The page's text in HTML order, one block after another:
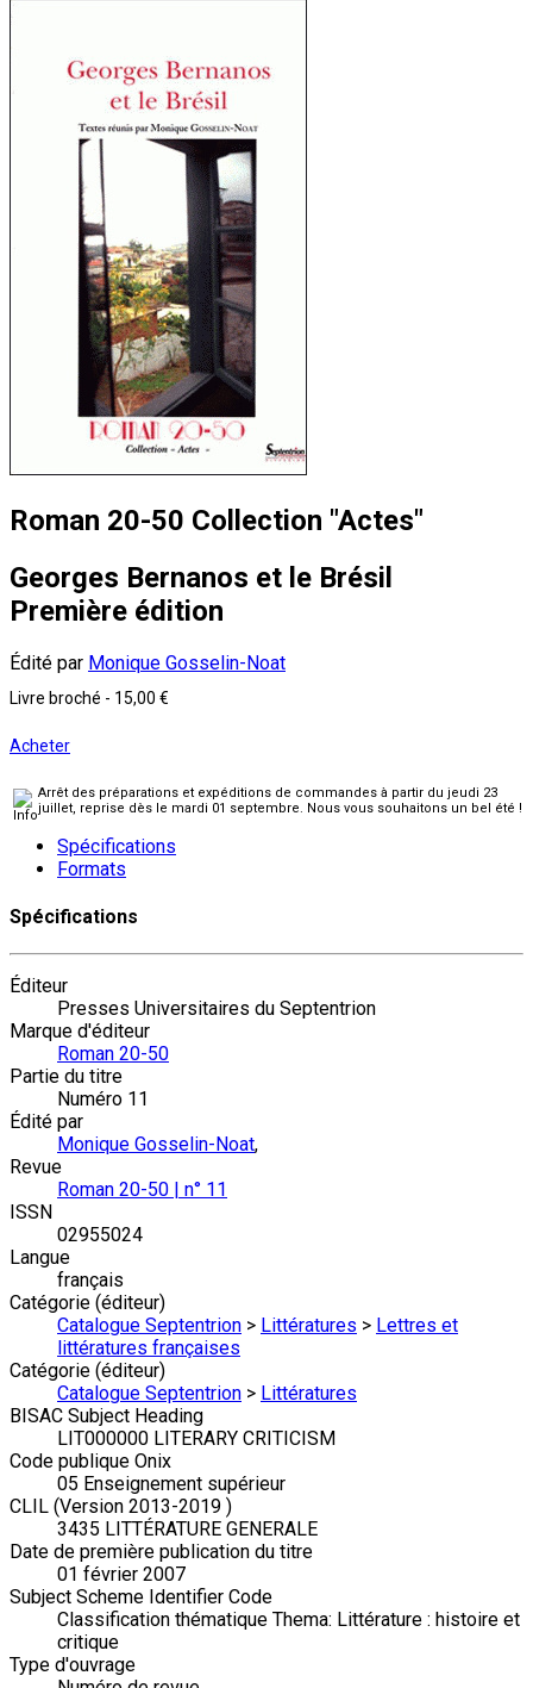
Roman 20-50 Collection "Actes"
Georges Bernanos et le Brésil
Première édition
Édité par Monique Gosselin-Noat
Livre broché - 15,00 €
Acheter
Arrêt des préparations et expéditions de commandes à partir du jeudi 23
juillet, reprise dès le mardi 01 septembre. Nous vous souhaitons un bel été !
Spécifications
Formats
Spécifications
Éditeur
Presses Universitaires du Septentrion
Marque d'éditeur
Roman 20-50
Partie du titre
Numéro 11
Édité par
Monique Gosselin-Noat,
Revue
Roman 20-50 | n° 11
ISSN
02955024
Langue
français
Catégorie (éditeur)
Catalogue Septentrion > Littératures > Lettres et
littératures françaises
Catégorie (éditeur)
Catalogue Septentrion > Littératures
BISAC Subject Heading
LIT000000 LITERARY CRITICISM
Code publique Onix
05 Enseignement supérieur
CLIL (Version 2013-2019 )
3435 LITTÉRATURE GENERALE
Date de première publication du titre
01 février 2007
Subject Scheme Identifier Code
Classification thématique Thema: Littérature : histoire et
critique
Type d'ouvrage